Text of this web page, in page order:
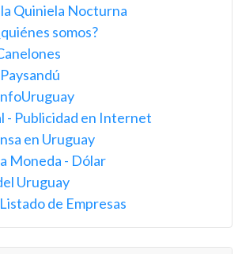
Quiniela Nocturna
somos?
- Publicidad en Internet
en Uruguay
Moneda - Dólar
Uruguay
de Empresas